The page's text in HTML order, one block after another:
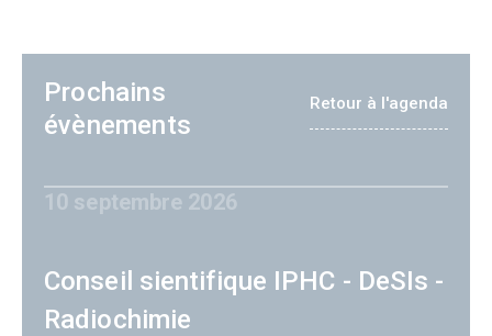
Prochains
évènements
Retour à l'agenda
10 septembre 2026
Conseil sientifique IPHC - DeSIs -
Radiochimie